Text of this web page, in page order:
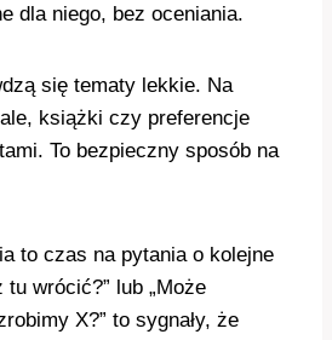
dla niego, bez oceniania.
się tematy lekkie. Na
książki czy preferencje
To bezpieczny sposób na
to czas na pytania o kolejne
wrócić?” lub „Może
X?” to sygnały, że